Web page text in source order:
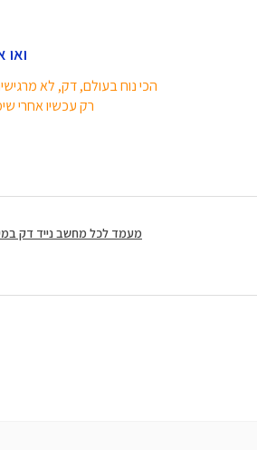
ואו
הכי נוח בעולם, דק, לא
רק עכשיו אחרי שימוש של 4
מעמד לכל מחשב נייד דק